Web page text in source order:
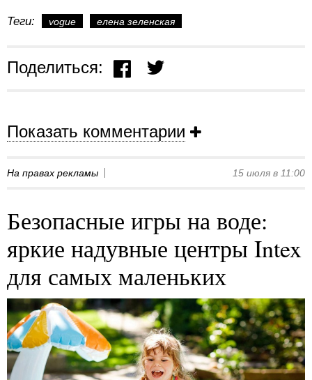
Теги: vogue елена зеленская
Поделиться:
Показать комментарии
На правах рекламы 15 июля в 11:00
Безопасные игры на воде:
яркие надувные центры Intex
для самых маленьких